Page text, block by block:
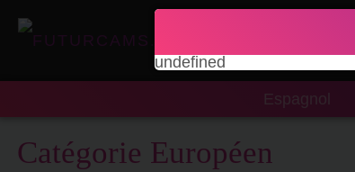
Espagnol
Catégorie Européen
undefined